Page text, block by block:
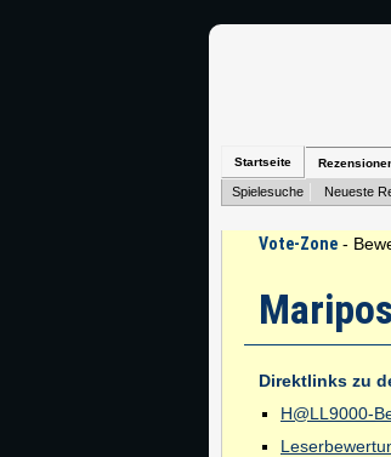
Startseite
Spielesuche Neueste
Vote-Zone -
Direktlinks zu
H@LL9000-